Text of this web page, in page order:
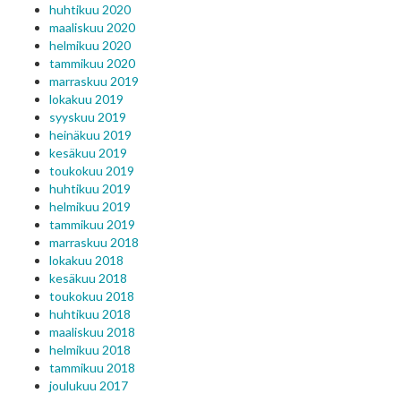
huhtikuu 2020
maaliskuu 2020
helmikuu 2020
tammikuu 2020
marraskuu 2019
lokakuu 2019
syyskuu 2019
heinäkuu 2019
kesäkuu 2019
toukokuu 2019
huhtikuu 2019
helmikuu 2019
tammikuu 2019
marraskuu 2018
lokakuu 2018
kesäkuu 2018
toukokuu 2018
huhtikuu 2018
maaliskuu 2018
helmikuu 2018
tammikuu 2018
joulukuu 2017